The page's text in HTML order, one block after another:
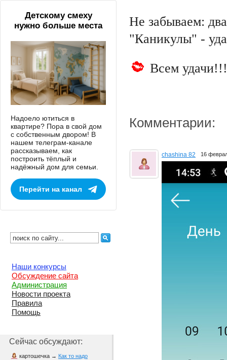
Не забываем:
"Каникулы" -
Всем
Комментарии:
chashina 82 16
Детскому смеху
нужно больше места
Надоело ютиться в
квартире? Пора в свой дом
с собственным двором! В
нашем телеграм-канале
рассказываем, как
построить тёплый и
надёжный дом для семьи.
Перейти на канал
Наши конкурсы
Обсуждение сайта
Администрация
Новости проекта
Правила
Помощь
Сейчас обсуждают:
картошечка → Как то надо